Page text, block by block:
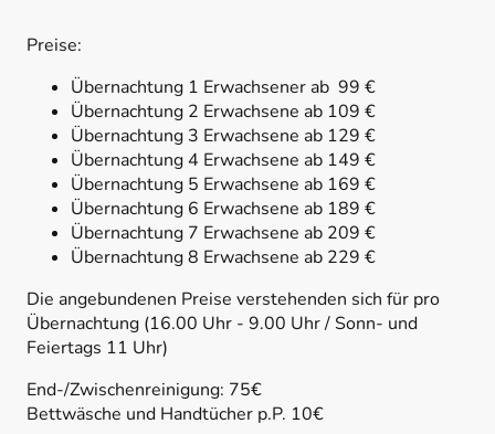
Preise:
Übernachtung 1 Erwachsener ab 99 €
Übernachtung 2 Erwachsene ab 109 €
Übernachtung 3 Erwachsene ab 129 €
Übernachtung 4 Erwachsene ab 149 €
Übernachtung 5 Erwachsene ab 169 €
Übernachtung 6 Erwachsene ab 189 €
Übernachtung 7 Erwachsene ab 209 €
Übernachtung 8 Erwachsene ab 229 €
Die angebundenen Preise verstehenden sich für pro
Übernachtung (16.00 Uhr - 9.00 Uhr / Sonn- und
Feiertags 11 Uhr)
End-/Zwischenreinigung: 75€
Bettwäsche und Handtücher p.P. 10€